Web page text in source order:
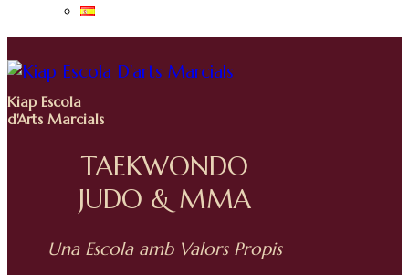
Kiap Escola
d'Arts Marcials
TAEKWONDO
JUDO & MMA
Una Escola amb Valors Propis